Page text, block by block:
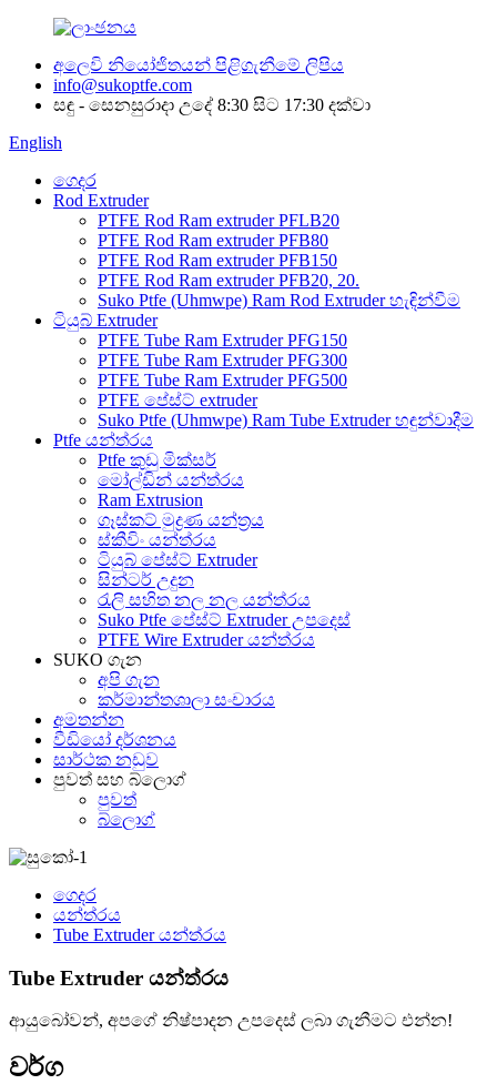
අලෙවි නියෝජිතයන් පිළිගැනීමේ ලිපිය
info@sukoptfe.com
සඳු - සෙනසුරාදා උදේ 8:30 සිට 17:30 දක්වා
English
ගෙදර
Rod Extruder
PTFE Rod Ram extruder PFLB20
PTFE Rod Ram extruder PFB80
PTFE Rod Ram extruder PFB150
PTFE Rod Ram extruder PFB20, 20.
Suko Ptfe (Uhmwpe) Ram Rod Extruder හැඳින්වීම
ටියුබ් Extruder
PTFE Tube Ram Extruder PFG150
PTFE Tube Ram Extruder PFG300
PTFE Tube Ram Extruder PFG500
PTFE පේස්ට් extruder
Suko Ptfe (Uhmwpe) Ram Tube Extruder හඳුන්වාදීම
Ptfe යන්ත්රය
Ptfe කුඩු මික්සර්
මෝල්ඩින් යන්ත්රය
Ram Extrusion
ගෑස්කට් මුද්‍රණ යන්ත්‍රය
ස්කීවිං යන්ත්රය
ටියුබ් පේස්ට් Extruder
සින්ටර් උදුන
රැලි සහිත නල නල යන්ත්රය
Suko Ptfe පේස්ට් Extruder උපදෙස්
PTFE Wire Extruder යන්ත්රය
SUKO ගැන
අපි ගැන
කර්මාන්තශාලා සංචාරය
අමතන්න
වීඩියෝ දර්ශනය
සාර්ථක නඩුව
පුවත් සහ බ්ලොග්
පුවත්
බ්ලොග්
ගෙදර
යන්ත්රය
Tube Extruder යන්ත්රය
Tube Extruder යන්ත්රය
ආයුබෝවන්, අපගේ නිෂ්පාදන උපදෙස් ලබා ගැනීමට එන්න!
වර්ග